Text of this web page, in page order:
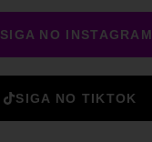
SIGA NO INSTAGRAM
SIGA NO TIKTOK